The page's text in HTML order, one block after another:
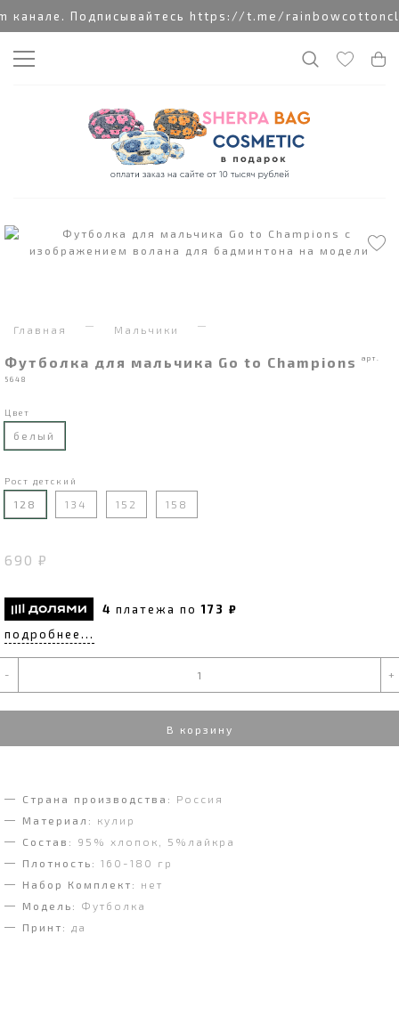
Подписывайтесь https://t.me/
Главная Мальчики
Футболка для мальчика Go to Champions арт.
5648
Цвет
белый
Рост детский
128 134 152 158
690 ₽
4 платежа по173 ₽
подробнее...
- +
В корзину
Страна производства:
Россия
Материал:
кулир
Состав:
95% хлопок, 5%лайкра
Плотность: 160-180 гр
Набор Комплект:
нет
Модель:
Футболка
Принт:
да